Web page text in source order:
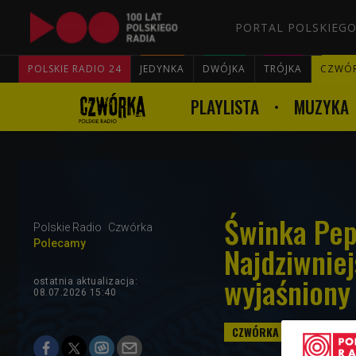
PORTAL
POLSKIE RADIO 24 JEDYNKA DWÓJKA TRÓJKA
PLAYLISTA MUZYKA
Polskie Radio
Czwórka
Polecamy
Świnka
wyjaśniony
ostatnia aktualizacja:
08.07.2026 15:40